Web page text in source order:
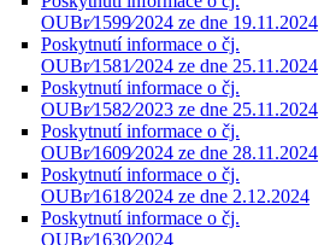
OUBr⁄1599⁄2024 ze dne 19.11.2024
Poskytnutí informace o čj.
OUBr⁄1581⁄2024 ze dne 25.11.2024
Poskytnutí informace o čj.
OUBr⁄1582⁄2023 ze dne 25.11.2024
Poskytnutí informace o čj.
OUBr⁄1609⁄2024 ze dne 28.11.2024
Poskytnutí informace o čj.
OUBr⁄1618⁄2024 ze dne 2.12.2024
Poskytnutí informace o čj.
OUBr⁄1630⁄2024